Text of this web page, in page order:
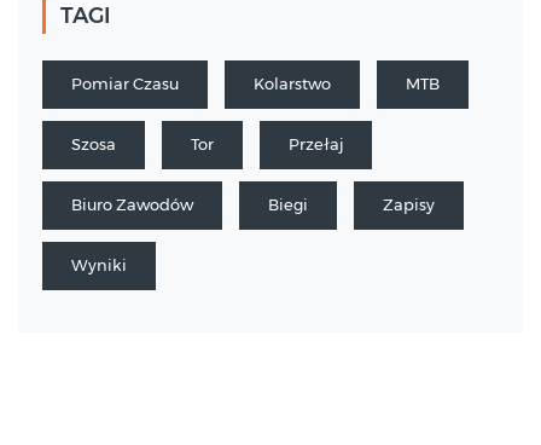
TAGI
Pomiar Czasu Kolarstwo MTB
Szosa Tor Przełaj
Biuro Zawodów Biegi Zapisy
Wyniki